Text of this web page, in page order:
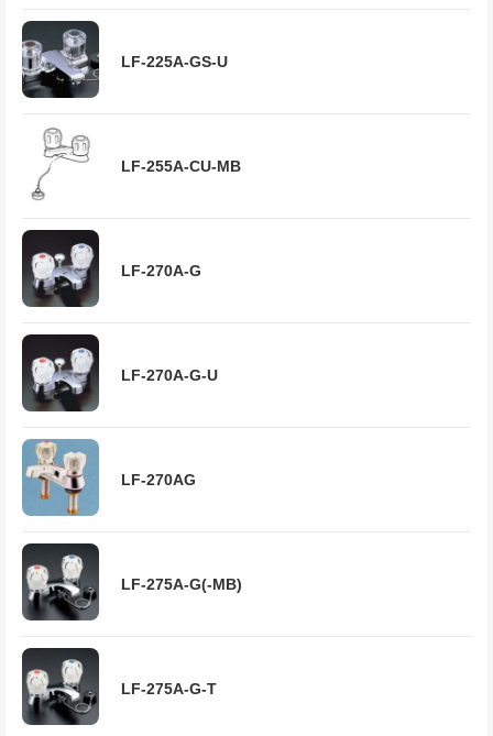
LF-225A-GS-U
LF-255A-CU-MB
LF-270A-G
LF-270A-G-U
LF-270AG
LF-275A-G(-MB)
LF-275A-G-T